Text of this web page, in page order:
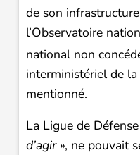
de son
l’Observatoire
national non
interministériel de
mentionné.
La Ligue de
d’agir», ne pouvait